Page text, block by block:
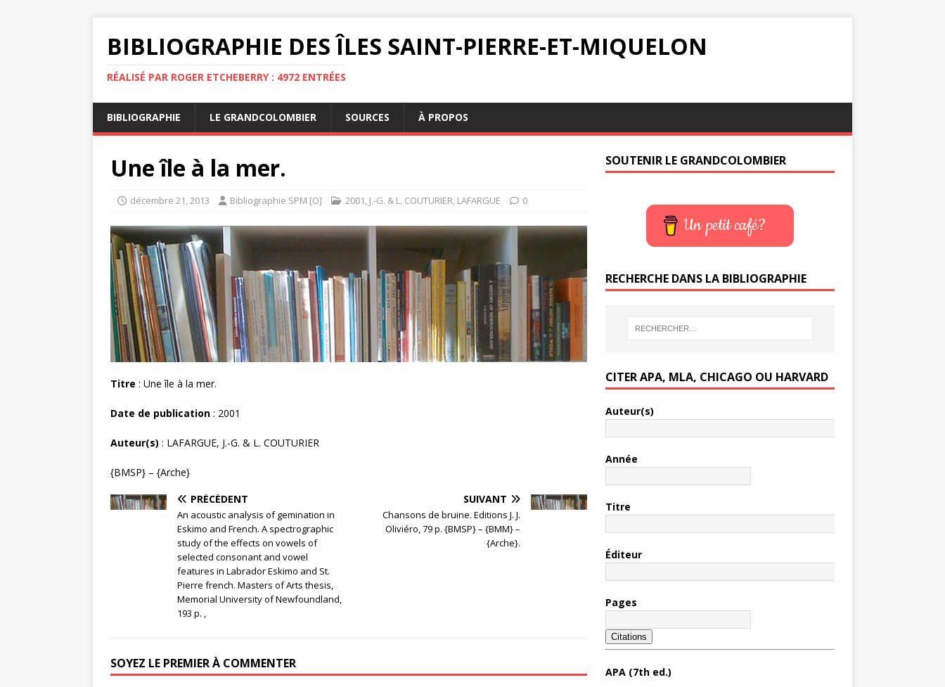
BIBLIOGRAPHIE DES ÎLES SAINT-PIERRE-ET-MIQUELON
RÉALISÉ PAR ROGER ETCHEBERRY : 4972 ENTRÉES
BIBLIOGRAPHIE LE GRANDCOLOMBIER SOURCES À PROPOS
Une île à la mer.
décembre 21, 2013 Bibliographie SPM [O] 2001, J.-G. & L. COUTURIER, LAFARGUE 0
Titre : Une île à la mer.
Date de publication : 2001
Auteur(s) : LAFARGUE, J.-G. & L. COUTURIER
{BMSP} – {Arche}
PRÉCÉDENT
An acoustic analysis of gemination in
Eskimo and French. A spectrographic
study of the effects on vowels of
selected consonant and vowel
features in Labrador Eskimo and St.
Pierre french. Masters of Arts thesis,
Memorial University of Newfoundland,
193 p. ,
SUIVANT
Chansons de bruine. Editions J. J.
Oliviéro, 79 p. {BMSP} – {BMM} –
{Arche}.
SOYEZ LE PREMIER À COMMENTER
SOUTENIR LE GRANDCOLOMBIER
Un petit café?
RECHERCHE DANS LA BIBLIOGRAPHIE
CITER APA, MLA, CHICAGO OU HARVARD
Auteur(s)
Année
Titre
Éditeur
Pages
Citations
APA (7th ed.)